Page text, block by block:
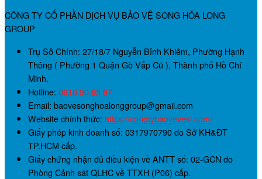
CÔNG TY CỔ PHẦN DỊCH VỤ BẢO VỆ SONG HỎA LONG
GROUP
Trụ Sở Chính: 27/18/7 Nguyễn Bỉnh Khiêm, Phường Hạnh
Thông ( Phường 1 Quận Gò Vấp Cũ ), Thành phố Hồ Chí
Minh.
Hotline: 0916 90 95 97
Email: baovesonghoalonggroup@gmail.com
Website chính thức: https://congtybaovevesi.com/
Giấy phép kinh doanh số: 0317970790do Sở KH&ĐT
TP.HCM cấp.
Giấy chứng nhận đủ điều kiện về ANTT số: 02-GCNdo
Phòng Cảnh sát QLHC về TTXH (P06) cấp.